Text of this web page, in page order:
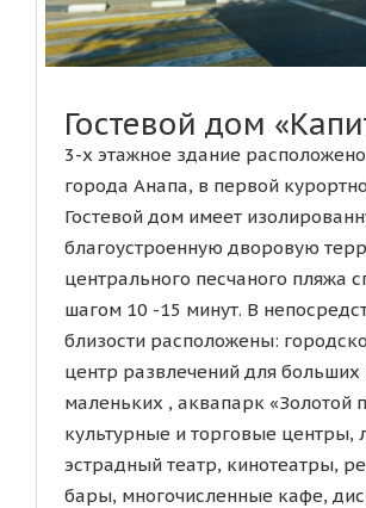
Гостевой дом
3-х этажное здание
города Анапа, в первой
Гостевой дом имеет
благоустроенную дворовую
центрального песчаного пляжа
шагом 10 -15 минут. В
близости расположены:
центр развлечений для больших
маленьких , аквапарк «Золотой
культурные и торговые центры,
эстрадный театр, кинотеатры,
бары, многочисленные кафе,